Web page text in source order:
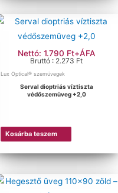
Nettó: 1.790 Ft+ÁFA
Bruttó : 2.273 Ft
Lux Optical® szemüvegek
Serval dioptriás víztiszta
védőszemüveg +2,0
Kosárba teszem